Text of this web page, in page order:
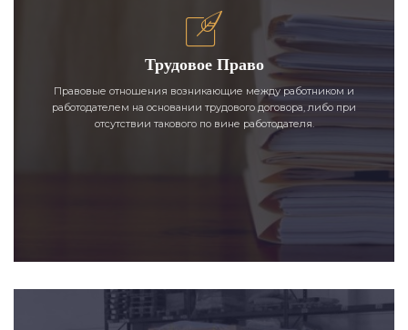
Трудовое Право
Правовые отношения возникающие между работником и
работодателем на основании трудового договора, либо при
отсутствии такового по вине работодателя.